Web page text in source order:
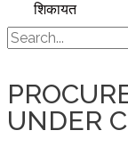
शिकायत
UNDER